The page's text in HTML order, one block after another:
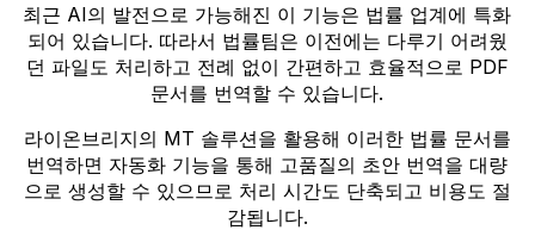
최근 AI의 발전으로 가능해진 이 기능은 법률 업계에 특화
되어 있습니다. 따라서 법률팀은 이전에는 다루기 어려웠
던 파일도 처리하고 전례 없이 간편하고 효율적으로 PDF
문서를 번역할 수 있습니다.
라이온브리지의 MT 솔루션을 활용해 이러한 법률 문서를
번역하면 자동화 기능을 통해 고품질의 초안 번역을 대량
으로 생성할 수 있으므로 처리 시간도 단축되고 비용도 절
감됩니다.